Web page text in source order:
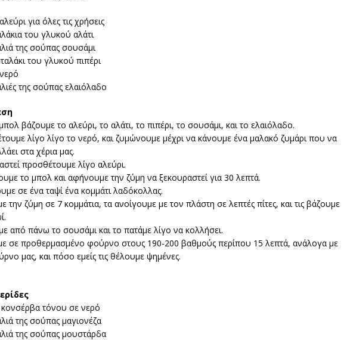
για όλες τις χρήσεις
του γλυκού αλάτι
της σούπας σουσάμι
του γλυκού πιπέρι
της σούπας ελαιόλαδο
βάζουμε το αλεύρι, το αλάτι, το πιπέρι, το σουσάμι, και το ελαιόλαδο.
λίγο λίγο το νερό, και ζυμώνουμε μέχρι να κάνουμε ένα μαλακό ζυμάρι που να
στα χέρια μας.
προσθέτουμε λίγο αλεύρι.
το μπολ και αφήνουμε την ζύμη να ξεκουραστεί για 30 λεπτά.
σε ένα ταψί ένα κομμάτι λαδόκολλας.
την ζύμη σε 7 κομμάτια, τα ανοίγουμε με τον πλάστη σε λεπτές πίτες, και τις βάζουμε
από πάνω το σουσάμι και το πατάμε λίγο να κολλήσει.
σε προθερμασμένο φούρνο στους 190-200 βαθμούς περίπου 15 λεπτά, ανάλογα με
μας, και πόσο εμείς τις θέλουμε ψημένες.
κονσέρβα τόνου σε νερό
της σούπας μαγιονέζα
της σούπας μουστάρδα